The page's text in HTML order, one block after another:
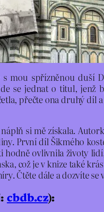
mou spřízněnou duší
se jednat o titul, jenž
přečte ona druhý
si mě získala.
První díl Šikmého
hodně ovlivnila životy
což je v knize také
Čtěte dále a dozvíte se
cbdb.cz):